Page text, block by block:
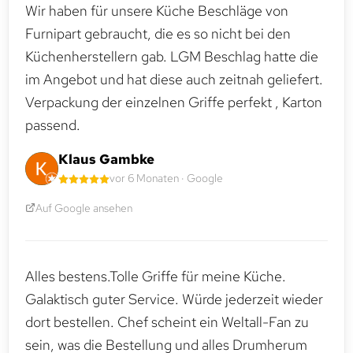
Wir haben für unsere Küche Beschläge von
Furnipart gebraucht, die es so nicht bei den
Küchenherstellern gab. LGM Beschlag hatte die
im Angebot und hat diese auch zeitnah geliefert.
Verpackung der einzelnen Griffe perfekt , Karton
passend.
Klaus Gambke
vor 6 Monaten · Google
Auf Google ansehen
Alles bestens.Tolle Griffe für meine Küche.
Galaktisch guter Service. Würde jederzeit wieder
dort bestellen. Chef scheint ein Weltall-Fan zu
sein, was die Bestellung und alles Drumherum